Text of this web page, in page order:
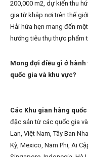
200,000 m2, dự kiến thu
gia từ khắp nơi trên thế
Hải hứa hẹn mang đến
hướng tiêu thụ thực phẩm
Mong đợi điều gì ở
quốc gia và khu vực?
Các Khu gian hàng quốc
đặc sản từ các quốc gia
Lan, Việt Nam, Tây Ban
Kỳ, Mexico, Nam Phi, Ai